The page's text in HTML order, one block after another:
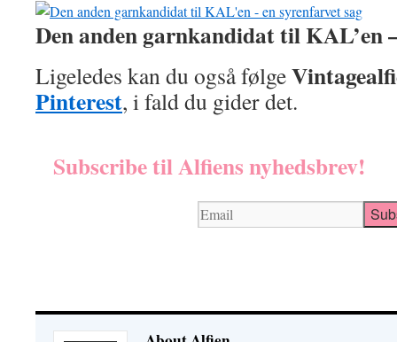
Den anden garnkandidat til KAL’en
Ligeledes kan du også følge
Pinterest, i fald du gider det.
Subscribe til Alfiens nyhedsbrev!